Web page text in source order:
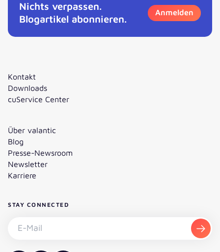
Nichts verpassen.
Blogartikel abonnieren.
Anmelden
Kontakt
Downloads
cuService Center
Über valantic
Blog
Presse-Newsroom
Newsletter
Karriere
STAY CONNECTED